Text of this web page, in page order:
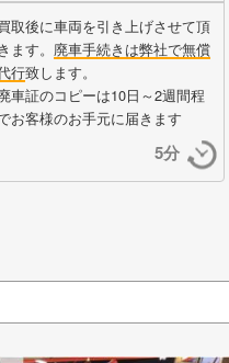
取後に車両を引き上げさせて頂
きます。 廃車手続きは弊社で無償
行致します。
車証のコピーは10日～2週間程
お客様のお手元に届きます
5分